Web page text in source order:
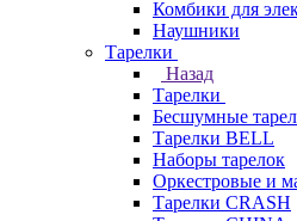
Комбики для
Наушники
Тарелки
Назад
Тарелки
Бесшумные
Тарелки BELL
Наборы тарелок
Оркестровые и
Тарелки CRASH